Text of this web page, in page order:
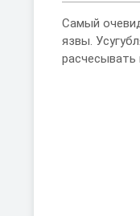
Самый
язвы.
расчесывать